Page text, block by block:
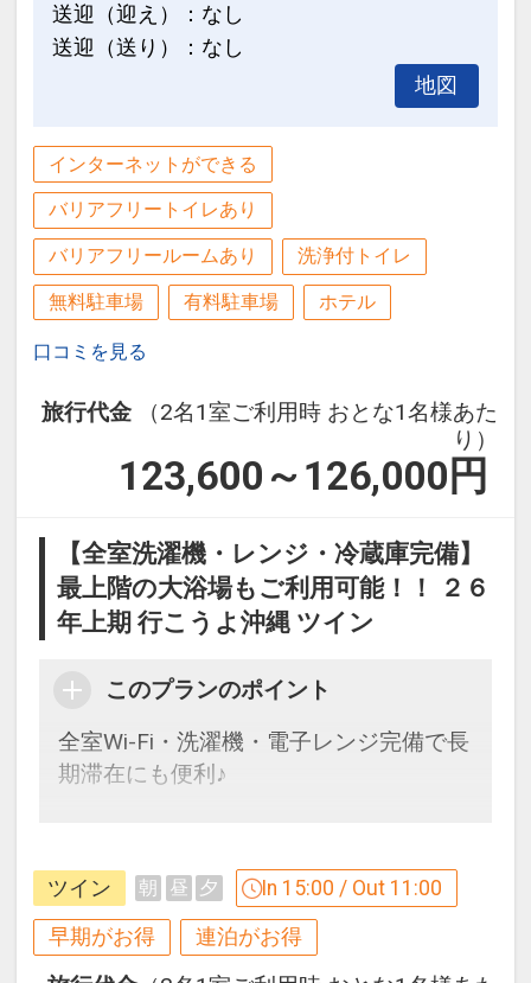
設定期間：2026年7月1日～2026年10月
31日
インターネットコース番号：DP-1-
17842185
◆プール＆ビーチのご紹介◆
●エメラルドビーチ
「快水浴場百選」に選ばれた、海洋博公
ル！
遊泳時間）季節により異なりますので現
地にてご確認ください。
※海洋博公園の管理となります。
●アウトドアプール
エメラルドビーチや伊江島を望む解放的
キッズプールやジェットバスもあり、ご
営業期間）３月下旬～１０月
ルにてご確認ください。
●インドアプール
営業期間）通年
営業時間）９：００～１９：００
送迎（迎え）：なし
送迎（送り）：なし
地図
インターネットができる
バリアフリートイレあり
バリアフリールームあり 洗浄付トイレ
無料駐車場 有料駐車場 ホテル
口コミを見る
旅行代金
（2名1室ご利用時 おとな1名様あた
り）
123,600～126,000 円
【全室洗濯機・レンジ・冷蔵庫完備】
最上階の大浴場もご利用可能！！ ２６
年上期 行こうよ沖縄 ツイン
このプランのポイント
全室Wi-Fi・洗濯機・電子レンジ完備で長
期滞在にも便利♪
割引がございます
ご宿泊の９０日前までにお申し込みにな
ると
ツイン 朝 昼 夕 In 15:00 / Out 11:00
早期がお得 連泊がお得